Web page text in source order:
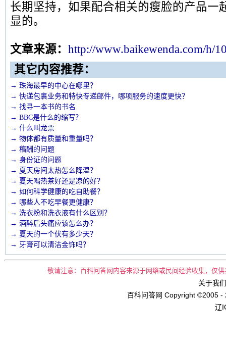
长期坚持，如果配合相关的瘦脸的产品一
显的。
文章来源： http://www.baikewenda.com/h/
其它内容推荐：
→ 珠海最早的中心在哪里？
→ 快递包裹业务和特快专递邮件，哪项服务的速度更快？
→ 找寻一本书的书名
→ BBC是什么的缩写？
→ 什么叫龙票
→ 物体都有质量和重量吗？
→ 稿酬的问题
→ 身份证的问题
→ 夏天房间太热怎么降温？
→ 夏天喝热茶好还是凉的好？
→ 如何科学健康的吃自助餐？
→ 哪些人不吃早餐更健康？
→ 洗衣粉和洗衣液有什么区别？
→ 酒醉后头痛应该怎么办？
→ 夏天的一个伏有多少天？
→ 牙膏可以清洁金饰吗？
敬请注意：百科问答网内容来源于网络或民间经验收集，仅
关于我
百科问答网 Copyright ©2005 -
辽